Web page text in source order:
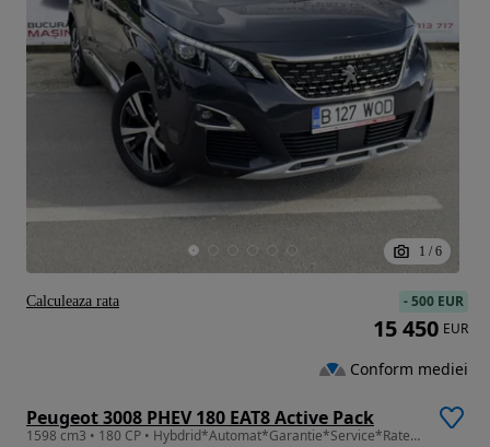
1 / 6
Peugeot 3008 PHEV 180 EAT8 Active Pack
1598 cm3 • 180 CP • Hybdrid*Automat*Garantie*Service*Rate*Inmatriculat*
-500 EUR
15 450 EUR
Conform mediei
Calculeaza rata